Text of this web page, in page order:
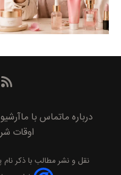
درباره ماتماس با ماآرشیو
اوقات
نقل و نشر مطالب با ذکر نام